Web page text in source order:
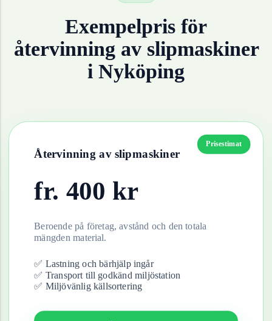
Exempelpris för
återvinning av slipmaskiner
i Nyköping
Prisestimat
Återvinning av slipmaskiner
fr. 400 kr
Beroende på företag, avstånd och den totala
mängden material.
✅ Lastning och bärhjälp ingår
✅ Transport till godkänd miljöstation
✅ Miljövänlig källsortering